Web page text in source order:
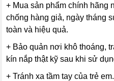
+ Mua sản phẩm chính hãng
chống hàng giả, ngày tháng
toàn và hiệu quả.
+ Bảo quản nơi khô thoáng,
kín nắp thật kỹ sau khi sử
+ Tránh xa tầm tay của trẻ em.